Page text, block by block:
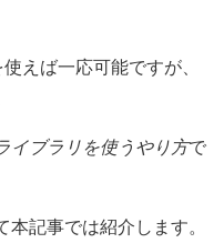
えば一応可能ですが、
イブラリを使うやり方で
記事では紹介します。